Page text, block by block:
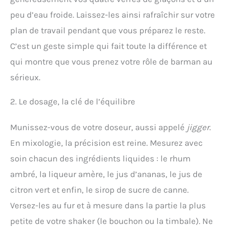
peu d’eau froide. Laissez-les ainsi rafraîchir sur votre
plan de travail pendant que vous préparez le reste.
C’est un geste simple qui fait toute la différence et
qui montre que vous prenez votre rôle de barman au
sérieux.
2. Le dosage, la clé de l’équilibre
Munissez-vous de votre doseur, aussi appelé jigger.
En mixologie, la précision est reine. Mesurez avec
soin chacun des ingrédients liquides : le rhum
ambré, la liqueur amère, le jus d’ananas, le jus de
citron vert et enfin, le sirop de sucre de canne.
Versez-les au fur et à mesure dans la partie la plus
petite de votre shaker (le bouchon ou la timbale). Ne